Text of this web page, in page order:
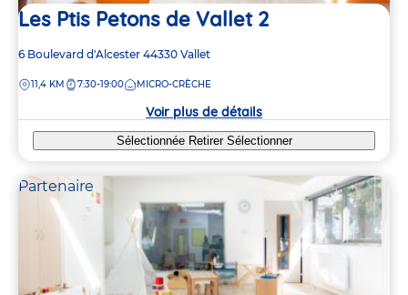
Les Ptis Petons de Vallet 2
Adresse
la
6 Boulevard d'Alcester 44330 Vallet
DISTANCE
11,4 KM 7:30-19:00 MICRO-CRÈCHE
Voir plus de détails
Sélectionnée Retirer Sélectionner
Partenaire